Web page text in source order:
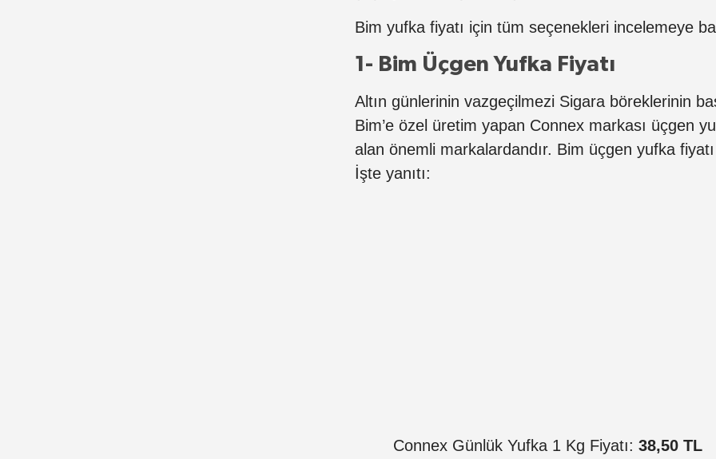
Bim yufka fiyatı için tüm seçenekleri incelemeye
1- Bim Üçgen Yufka Fiyatı
Altın günlerinin vazgeçilmezi Sigara böreklerinin
Bim’e özel üretim yapan Connex markası üçgen
alan önemli markalardandır. Bim üçgen yufka
İşte yanıtı:
Connex Günlük Yufka 1 Kg Fiyatı: 38,50 TL